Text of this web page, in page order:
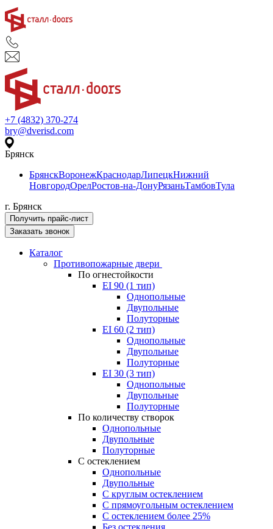
+7 (4832) 370-274
bry@dverisd.com
Брянск
БрянскВоронежКраснодарЛипецкНижний
НовгородОрелРостов-на-ДонуРязаньТамбовТула
г. Брянск
Получить прайс-лист
Заказать звонок
Каталог
Противопожарные двери
По огнестойкости
EI 90 (1 тип)
Однопольные
Двупольные
Полуторные
EI 60 (2 тип)
Однопольные
Двупольные
Полуторные
EI 30 (3 тип)
Однопольные
Двупольные
Полуторные
По количеству створок
Однопольные
Двупольные
Полуторные
С остеклением
Однопольные
Двупольные
С круглым остеклением
С прямоугольным остеклением
С остеклением более 25%
Без остекления